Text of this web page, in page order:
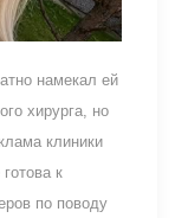
намекал ей
хирурга, но
клиники
к
по поводу